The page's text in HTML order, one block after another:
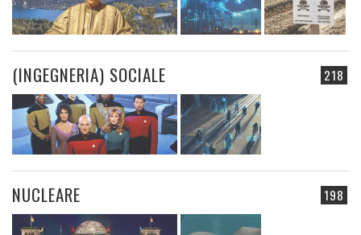
218
(INGEGNERIA) SOCIALE
198
NUCLEARE